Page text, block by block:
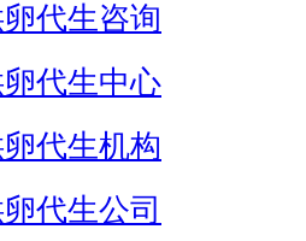
代生咨询
代生中心
代生机构
代生公司